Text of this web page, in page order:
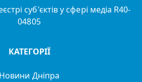
суб'єктів у сфері медіа R40-
04805
КАТЕГОРІЇ
Новини Дніпра